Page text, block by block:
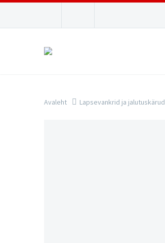
Avaleht Lapsevankrid ja jalutuskärud